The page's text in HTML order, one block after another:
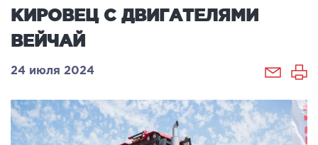
КИРОВЕЦ С ДВИГАТЕЛЯМИ
ВЕЙЧАЙ
24 июля 2024